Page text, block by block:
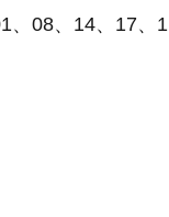
、08、14、17、1